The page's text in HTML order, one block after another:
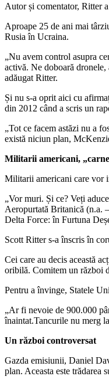
Autor și comentator, Ritter
Aproape 25 de ani mai
Rusia în Ucraina.
„Nu avem control asupra
activă. Ne doboară
adăugat Ritter.
Și nu s-a oprit aici cu
din 2012 când a scris un
„Tot ce facem astăzi nu a
există niciun plan,
Militarii americani,
Militarii americani care vor
„Vor muri. Și ce? Veți
Aeropurtată Britanică (n.a.
Delta Force: în Furtuna
Scott Ritter s-a înscris în
Cei care au decis această
oribilă. Comitem un război
Pentru a învinge, Statele
„Ar fi nevoie de 900.000
înaintat.Tancurile nu merg
Un război controversat
Gazda emisiunii, Daniel
plan. Aceasta este trădarea